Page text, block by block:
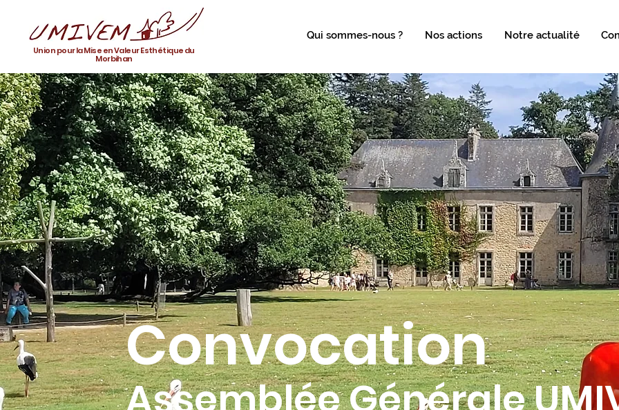
Union pour la Mise en Valeur Esthétique du
Morbihan
Qui sommes-nous ? Nos actions Notre actualité
Convocation
Assemblée Générale